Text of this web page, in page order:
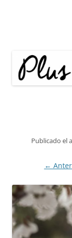
Plus
Publicado el
←